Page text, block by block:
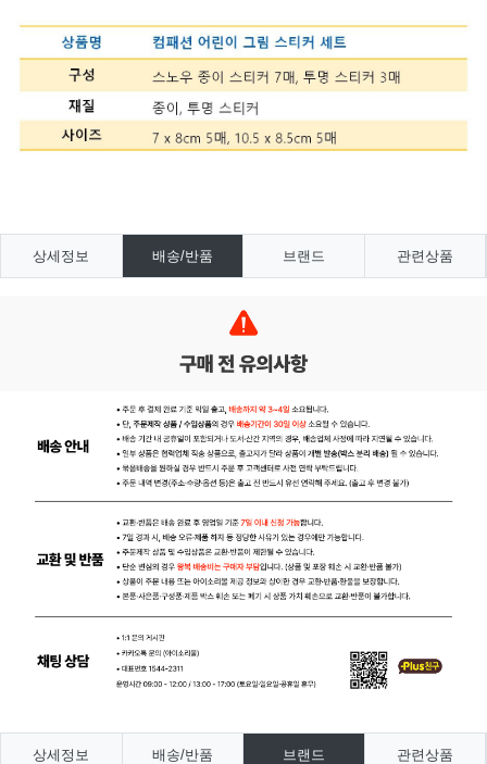
상세정보 배송/반품 브랜드 관련상품
상세정보 배송/반품 브랜드 관련상품